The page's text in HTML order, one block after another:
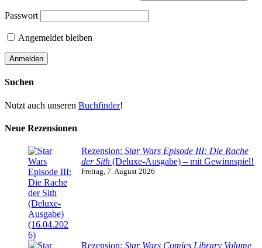
Passwort
Angemeldet bleiben
Suchen
Nutzt auch unseren Buchfinder!
Neue Rezensionen
Rezension: Star Wars Episode III: Die Rache
der Sith (Deluxe-Ausgabe) – mit Gewinnspiel!
Freitag, 7. August 2026
Rezension: Star Wars Comics Library Volume